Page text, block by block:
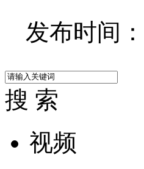
发布时间
搜 索
视频